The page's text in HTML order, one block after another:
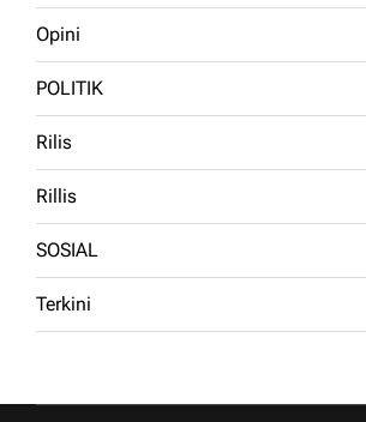
Opini
POLITIK
Rilis
Rillis
SOSIAL
Terkini